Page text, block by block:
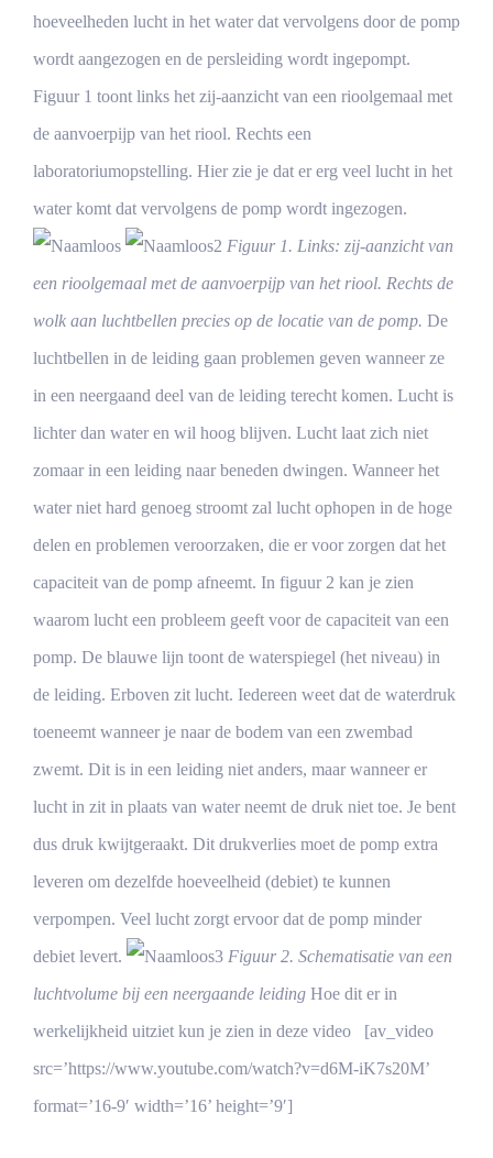
hoeveelheden lucht in het water dat vervolgens door de pomp
wordt aangezogen en de persleiding wordt ingepompt.
Figuur 1 toont links het zij-aanzicht van een rioolgemaal met
de aanvoerpijp van het riool. Rechts een
laboratoriumopstelling. Hier zie je dat er erg veel lucht in het
water komt dat vervolgens de pomp wordt ingezogen.
Figuur 1. Links: zij-aanzicht van
een rioolgemaal met de aanvoerpijp van het riool. Rechts de
wolk aan luchtbellen precies op de locatie van de pomp. De
luchtbellen in de leiding gaan problemen geven wanneer ze
in een neergaand deel van de leiding terecht komen. Lucht is
lichter dan water en wil hoog blijven. Lucht laat zich niet
zomaar in een leiding naar beneden dwingen. Wanneer het
water niet hard genoeg stroomt zal lucht ophopen in de hoge
delen en problemen veroorzaken, die er voor zorgen dat het
capaciteit van de pomp afneemt. In figuur 2 kan je zien
waarom lucht een probleem geeft voor de capaciteit van een
pomp. De blauwe lijn toont de waterspiegel (het niveau) in
de leiding. Erboven zit lucht. Iedereen weet dat de waterdruk
toeneemt wanneer je naar de bodem van een zwembad
zwemt. Dit is in een leiding niet anders, maar wanneer er
lucht in zit in plaats van water neemt de druk niet toe. Je bent
dus druk kwijtgeraakt. Dit drukverlies moet de pomp extra
leveren om dezelfde hoeveelheid (debiet) te kunnen
verpompen. Veel lucht zorgt ervoor dat de pomp minder
debiet levert.
Figuur 2. Schematisatie van een
luchtvolume bij een neergaande leidingHoe dit er in
werkelijkheid uitziet kun je zien in deze video [av_video
src=’https://www.youtube.com/watch?v=d6M-iK7s20M’
format=’16-9′ width=’16’ height=’9′]